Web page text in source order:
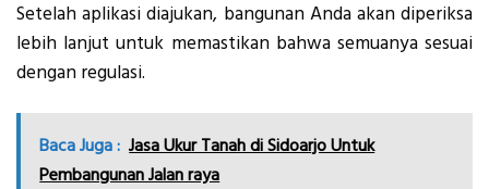
Setelah aplikasi diajukan, bangunan Anda akan diperiksa
lebih lanjut untuk memastikan bahwa semuanya sesuai
dengan regulasi.
Baca Juga : Jasa Ukur Tanah di Sidoarjo Untuk
Pembangunan Jalan raya